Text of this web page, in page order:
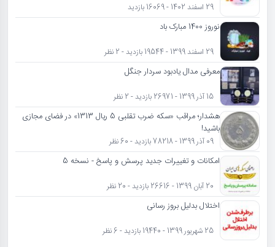
29 اسفند 1402 - 16069 بازدید
نوروز 1400 مبارک باد
29 اسفند 1399 - 19544 بازدید - 2 نظر
معرفی مدال یادبود سردار جنگل
15 آذر 1399 - 26971 بازدید - 2 نظر
هشدار؛ مراقب «سکه ضرب تقلبی 5 ریال 1313» در فضای مجازی
باشید!
09 آذر 1399 - 78218 بازدید - 60 نظر
امکانات و تغییرات جدید پرسش و پاسخ - نسخه 5
20 آبان 1399 - 26616 بازدید - 20 نظر
اختلال بدلیل بروز رسانی
25 شهریور 1399 - 19440 بازدید - 6 نظر